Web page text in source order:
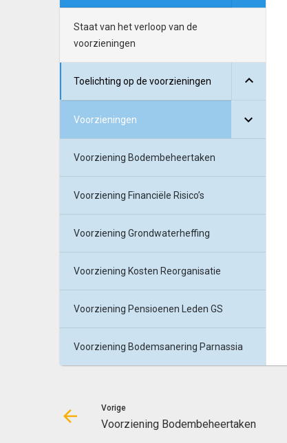
Staat van het verloop van de
voorzieningen
Toelichting op de voorzieningen
Voorzieningen
Voorziening Bodembeheertaken
Voorziening Financiële Risico’s
Voorziening Grondwaterheffing
Voorziening Kosten Reorganisatie
Voorziening Pensioenen Leden GS
Voorziening Bodemsanering Parnassia
Vorige
Voorziening Bodembeheertaken